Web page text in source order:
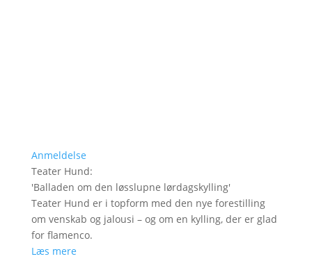
Anmeldelse
Teater Hund:
'Balladen om den løsslupne lørdagskylling'
Teater Hund er i topform med den nye forestilling
om venskab og jalousi – og om en kylling, der er glad
for flamenco.
Læs mere